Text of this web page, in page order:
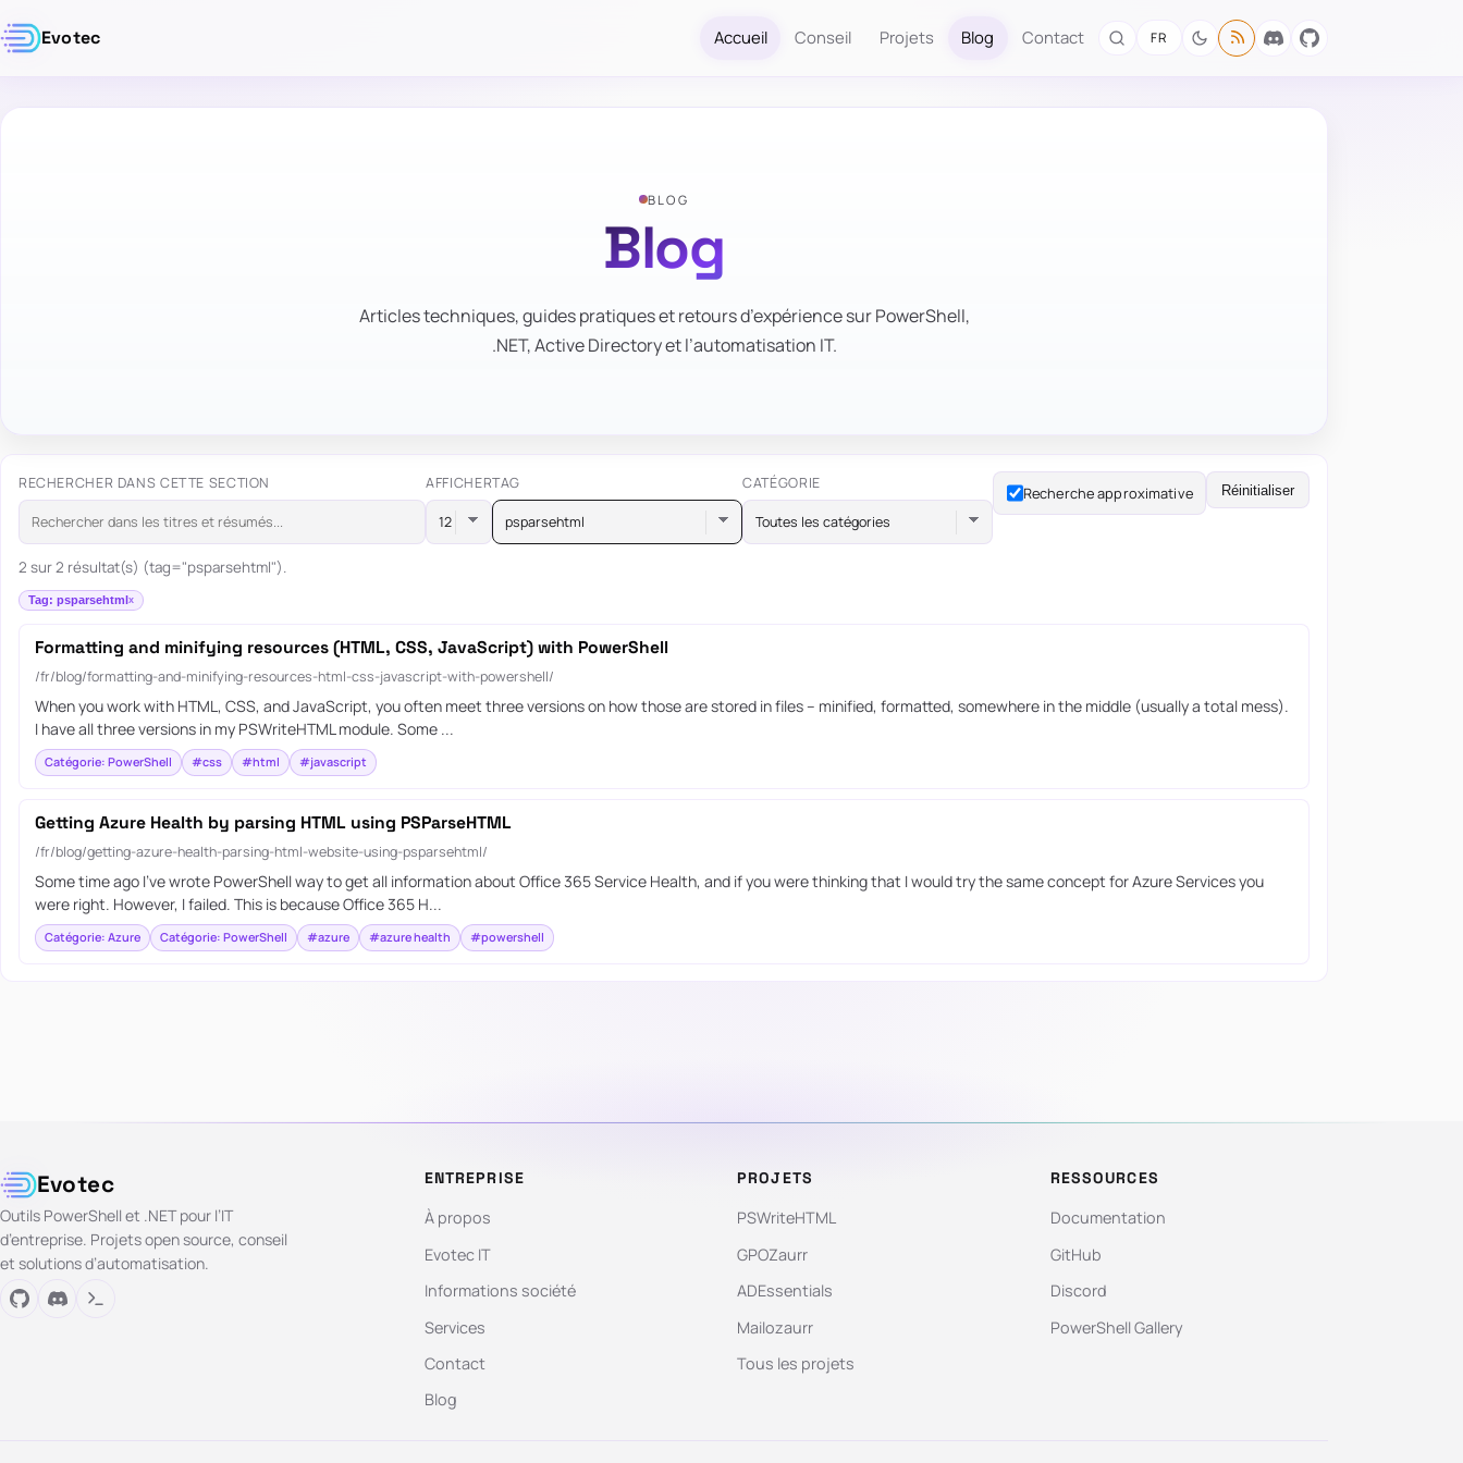
Evotec Accueil Conseil Projets Blog Contact FR
BLOG
Blog
Articles techniques, guides pratiques et retours d’expérience sur PowerShell,
.NET, Active Directory et l’automatisation IT.
RECHERCHER DANS CETTE SECTION AFFICHERTAG
psparsehtml
CATÉGORIE
Toutes les catégories
Recherche approximative Réinitialiser
2 sur 2 résultat(s) (tag="psparsehtml").
Tag: psparsehtml
Formatting and minifying resources (HTML, CSS, JavaScript) with PowerShell
/fr/blog/formatting-and-minifying-resources-html-css-javascript-with-powershell/
When you work with HTML, CSS, and JavaScript, you often meet three versions on how those are stored in files – minified, formatted, somewhere in the middle (usually a total mess).
I have all three versions in my PSWriteHTML module. Some ...
Catégorie: PowerShell #css #html #javascript
Getting Azure Health by parsing HTML using PSParseHTML
/fr/blog/getting-azure-health-parsing-html-website-using-psparsehtml/
Some time ago I’ve wrote PowerShell way to get all information about Office 365 Service Health, and if you were thinking that I would try the same concept for Azure Services you
were right. However, I failed. This is because Office 365 H...
Catégorie: Azure Catégorie: PowerShell #azure #azure health #powershell
Evotec
Outils PowerShell et .NET pour l’IT
d’entreprise. Projets open source, conseil
et solutions d’automatisation.
ENTREPRISE
À propos
Evotec IT
Informations société
Services
Contact
Blog
PROJETS
PSWriteHTML
GPOZaurr
ADEssentials
Mailozaurr
Tous les projets
RESSOURCES
Documentation
GitHub
Discord
PowerShell Gallery